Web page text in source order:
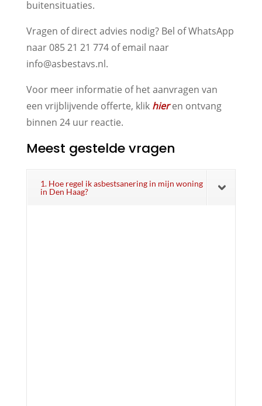
buitensituaties.
Vragen of direct advies nodig? Bel of WhatsApp
naar 085 21 21 774 of email naar
info@asbestavs.nl.
Voor meer informatie of het aanvragen van
een vrijblijvende offerte, klik hieren ontvang
binnen 24 uur reactie.
Meest gestelde vragen
1. Hoe regel ik asbestsanering in mijn woning
in Den Haag?